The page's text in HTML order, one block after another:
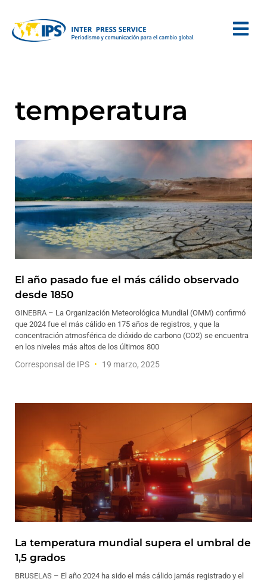
temperatura
El año pasado fue el más cálido observado
desde 1850
GINEBRA – La Organización Meteorológica Mundial (OMM) confirmó
que 2024 fue el más cálido en 175 años de registros, y que la
concentración atmosférica de dióxido de carbono (CO2) se encuentra
en los niveles más altos de los últimos 800
Corresponsal de IPS 19 marzo, 2025
La temperatura mundial supera el umbral de
1,5 grados
BRUSELAS – El año 2024 ha sido el más cálido jamás registrado y el